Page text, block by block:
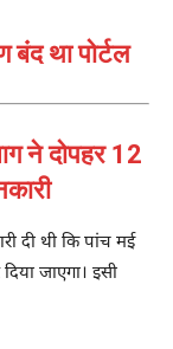
था पोर्टल
ने दोपहर 12
दी थी कि पांच मई
जाएगा। इसी